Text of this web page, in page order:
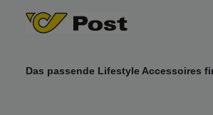
Das passende Lifestyle Accessoires